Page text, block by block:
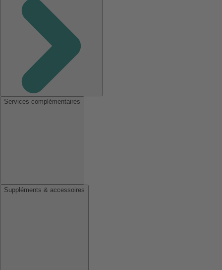
Services complémentaires
Suppléments & accessoires